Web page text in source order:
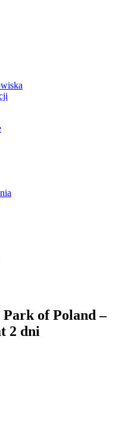
Park of Poland –
2 dni